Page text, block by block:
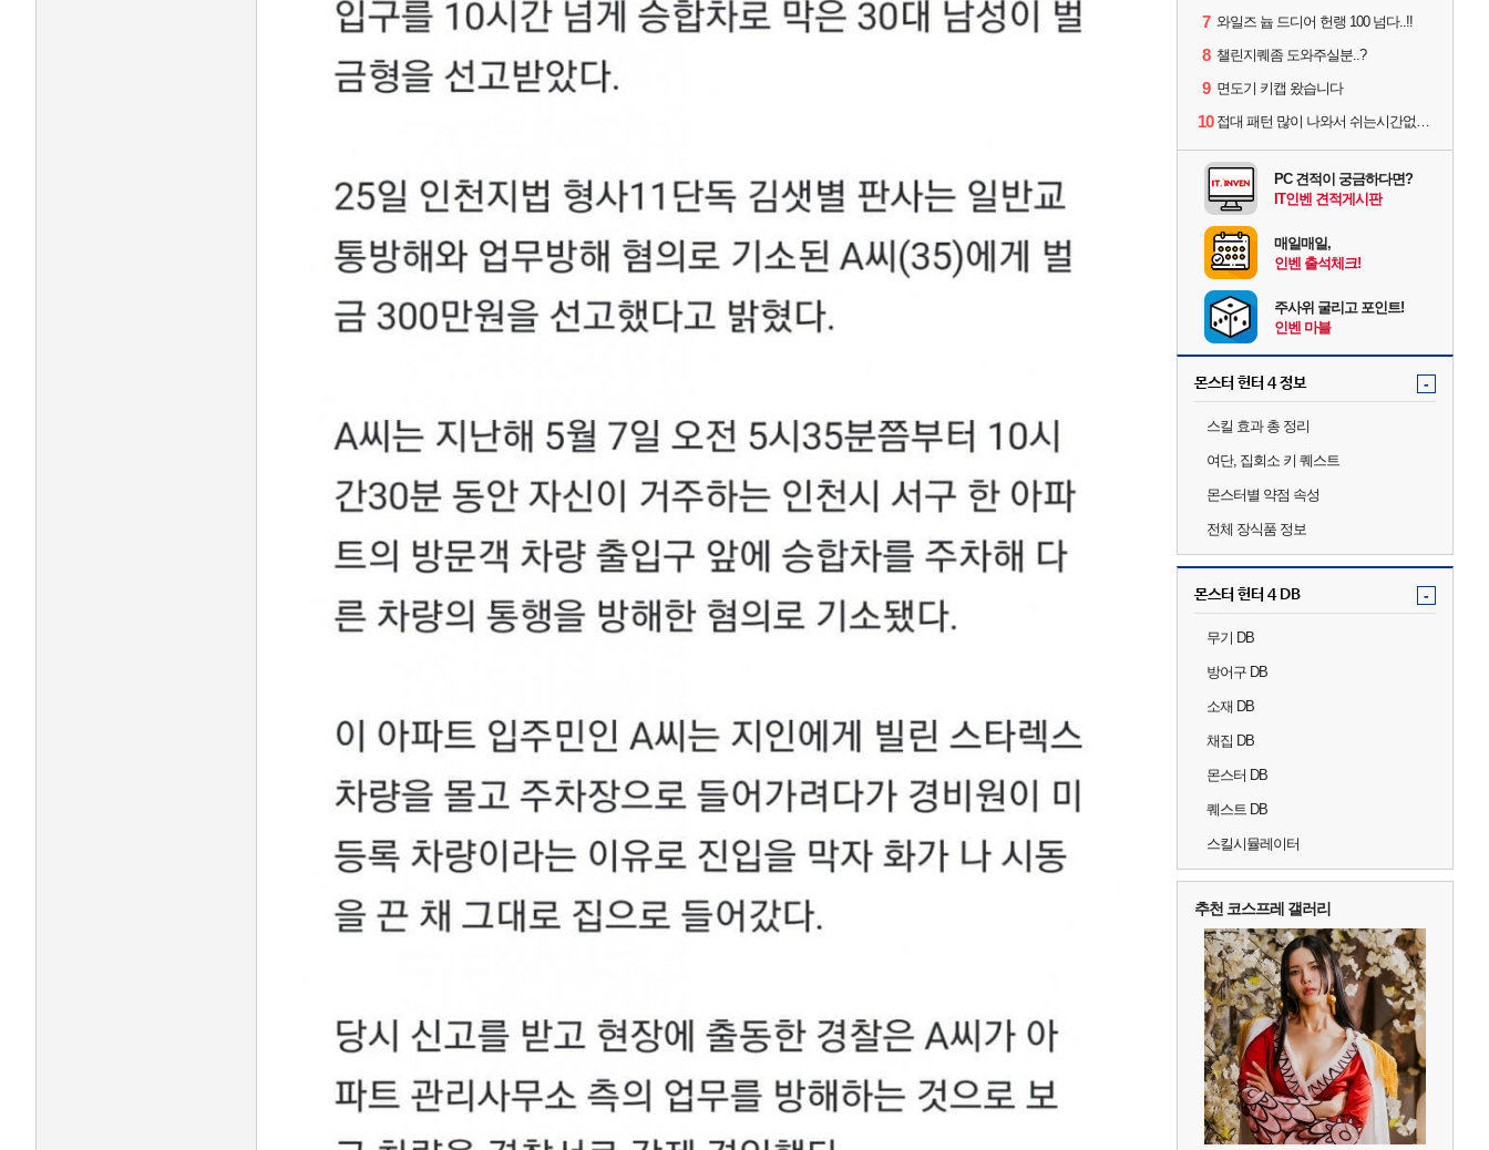
7 와일즈 늅 드디어 헌랭 100 넘다..!!
8 챌린지퀘좀 도와주실분..?
9 면도기 키캡 왔습니다
10 접대 패턴 많이 나와서 쉬는시간없이 빡딜한것같은데..
PC 견적이 궁금하다면?
IT인벤 견적게시판
매일매일,
인벤 출석체크!
주사위 굴리고 포인트!
인벤 마블
몬스터 헌터 4 정보 -
스킬 효과 총 정리
여단, 집회소 키 퀘스트
몬스터별 약점 속성
전체 장식품 정보
몬스터 헌터 4 DB -
무기 DB
방어구 DB
소재 DB
채집 DB
몬스터 DB
퀘스트 DB
스킬시뮬레이터
추천 코스프레 갤러리